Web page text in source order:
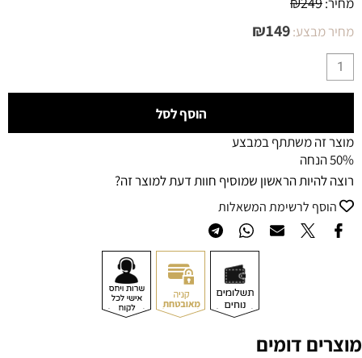
מחיר מבצע: ₪149
הוסף לסל
מוצר זה משתתף במבצע
50% הנחה
רוצה להיות הראשון שמוסיף חוות דעת למוצר זה?
הוסף לרשימת המשאלות
מוצרים דומים